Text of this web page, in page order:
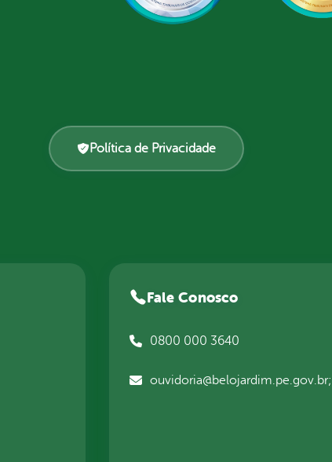
Política de Privacidade
Fale Conosco
0800 000 3640
ouvidoria@belojardim.pe.gov.br;